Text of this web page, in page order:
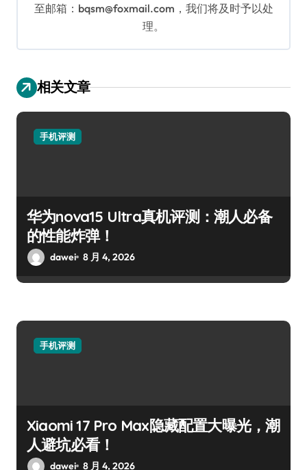
至邮箱：bqsm@foxmail.com，我们将及时予以处
理。
相关文章
手机评测
华为nova15 Ultra真机评测：潮人必备
的性能炸弹！
dawei 8 月 4, 2026
手机评测
Xiaomi 17 Pro Max隐藏配置大曝光，潮
人避坑必看！
dawei 8 月 4, 2026